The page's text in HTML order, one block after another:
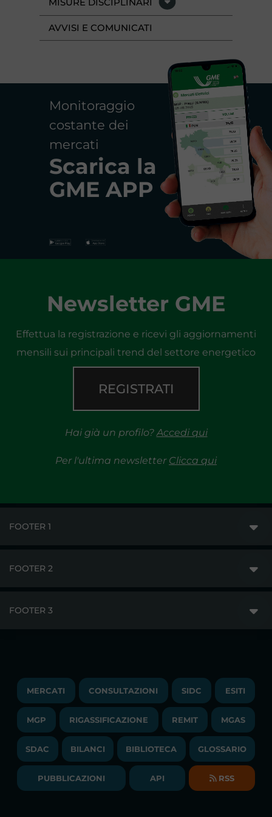
AVVISI E COMUNICATI
Monitoraggio
costante dei
mercati
Scarica la
GME APP
Newsletter GME
Effettua la registrazione e ricevi gli aggiornamenti
mensili sui principali trend del settore energetico
REGISTRATI
Hai già un profilo?Accedi qui
Per l'ultima newsletter Clicca qui
FOOTER 1
PUBBLICAZIONI
COMUNICATI/NEWS
NEWSLETTER
BILANCI DI ESERCIZIO
FOOTER 2
LAVORA CON NOI
BANDI DI GARA E CONTRATTI
SOCIETA' TRASPARENTE
FOOTER 3
TRAYPORT M. ELETTRICO
LIQUIDITY PROVIDERS
BIBLIOTECA
GLOSSARIO
MERCATI CONSULTAZIONI SIDC ESITI
MGP RIGASSIFICAZIONE REMIT MGAS
SDAC BILANCI BIBLIOTECA GLOSSARIO
PUBBLICAZIONI API RSS